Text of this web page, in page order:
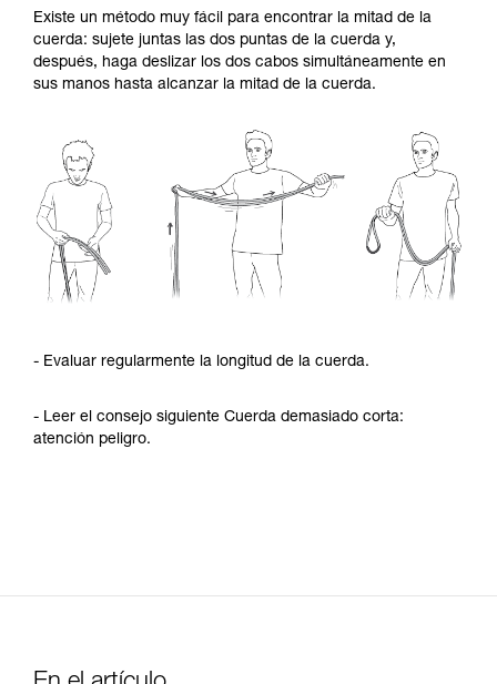
Existe un método muy fácil para encontrar la mitad de la
cuerda: sujete juntas las dos puntas de la cuerda y,
después, haga deslizar los dos cabos simultáneamente en
sus manos hasta alcanzar la mitad de la cuerda.
- Evaluar regularmente la longitud de la cuerda.
- Leer el consejo siguiente Cuerda demasiado corta:
atención peligro.